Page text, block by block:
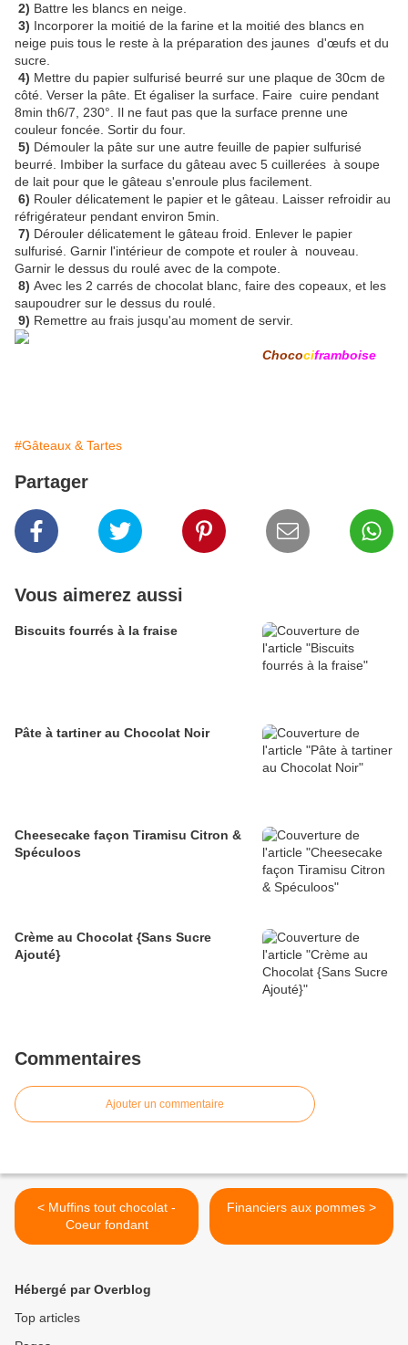
2) Battre les blancs en neige.
3) Incorporer la moitié de la farine et la moitié des blancs en
neige puis tous le reste à la préparation des jaunes d'œufs et du
sucre.
4) Mettre du papier sulfurisé beurré sur une plaque de 30cm de
côté. Verser la pâte. Et égaliser la surface. Faire cuire pendant
8min th6/7, 230°. Il ne faut pas que la surface prenne une
couleur foncée. Sortir du four.
5) Démouler la pâte sur une autre feuille de papier sulfurisé
beurré. Imbiber la surface du gâteau avec 5 cuillerées à soupe
de lait pour que le gâteau s'enroule plus facilement.
6) Rouler délicatement le papier et le gâteau. Laisser refroidir au
réfrigérateur pendant environ 5min.
7) Dérouler délicatement le gâteau froid. Enlever le papier
sulfurisé. Garnir l'intérieur de compote et rouler à nouveau.
Garnir le dessus du roulé avec de la compote.
8) Avec les 2 carrés de chocolat blanc, faire des copeaux, et les
saupoudrer sur le dessus du roulé.
9) Remettre au frais jusqu'au moment de servir.
Chocociframboise
#Gâteaux & Tartes
Partager
Vous aimerez aussi
Biscuits fourrés à la fraise
Pâte à tartiner au Chocolat Noir
Cheesecake façon Tiramisu Citron &
Spéculoos
Crème au Chocolat {Sans Sucre
Ajouté}
Commentaires
Ajouter un commentaire
< Muffins tout chocolat -
Coeur fondant
Financiers aux pommes >
Hébergé par Overblog
Top articles